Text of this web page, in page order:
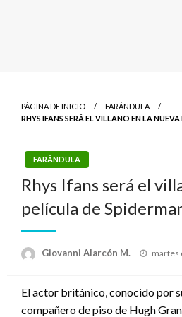
PÁGINA DE INICIO
FARÁNDULA
RHYS IFANS SERÁ EL VILLANO EN LA
FARÁNDULA
Rhys Ifans será el
película de
Giovanni Alarcón M. martes
El actor británico, conocido por
compañero de piso de Hugh